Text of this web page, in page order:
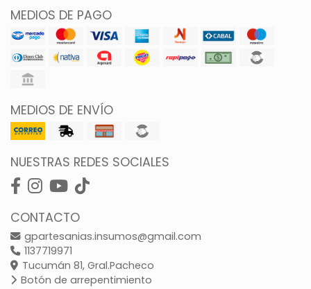
MEDIOS DE PAGO
MEDIOS DE ENVÍO
NUESTRAS REDES SOCIALES
CONTACTO
gpartesanias.insumos@gmail.com
1137719971
Tucumán 81, Gral.Pacheco
Botón de arrepentimiento